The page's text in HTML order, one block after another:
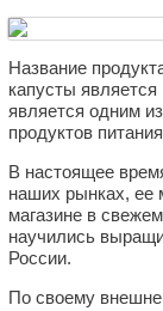
Название
капусты
является одним
продуктов
В настоящее
наших рынках, ее
магазине в
научились
России.
По своему